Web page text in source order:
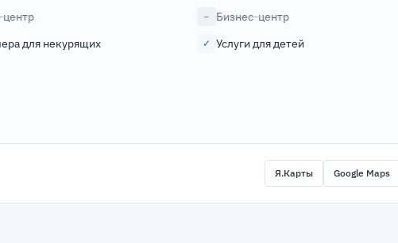
− Бизнес-центр
для некурящих ✓ Услуги для детей
Я.Карты Google Maps